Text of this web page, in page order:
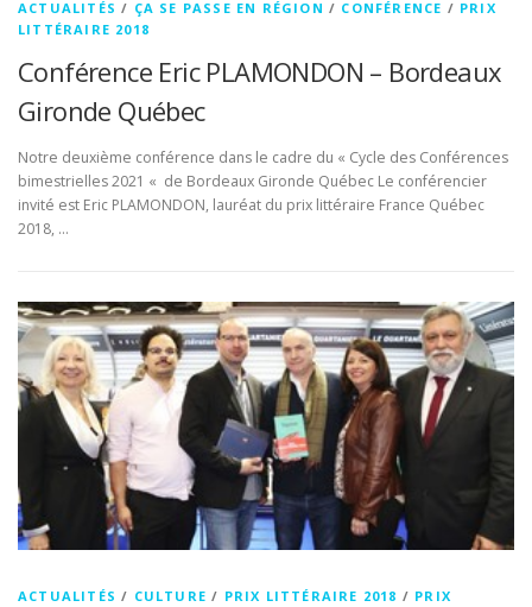
ACTUALITÉS / ÇA SE PASSE EN RÉGION / CONFÉRENCE / PRIX
LITTÉRAIRE 2018
Conférence Eric PLAMONDON – Bordeaux
Gironde Québec
Notre deuxième conférence dans le cadre du « Cycle des Conférences
bimestrielles 2021 « de Bordeaux Gironde Québec Le conférencier
invité est Eric PLAMONDON, lauréat du prix littéraire France Québec
2018, …
ACTUALITÉS / CULTURE / PRIX LITTÉRAIRE 2018 / PRIX